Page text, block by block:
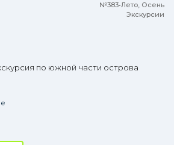
№383•Лето, Осень
Экскурсии
по южной части острова